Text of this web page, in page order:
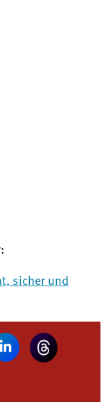
sicher und